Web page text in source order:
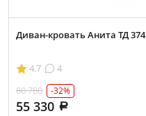
Диван-кровать Анита ТД 374
4.7
4
80 780
-32%
55 330